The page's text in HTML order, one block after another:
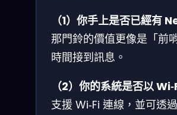
（1）你手上是否已經有
那門鈴的價值更像是「前
時間接到訊息。
（2）你的系統是否以
支援 Wi‑Fi 連線，並可透